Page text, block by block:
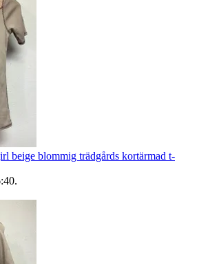
beige blommig trädgårds kortärmad t-
.